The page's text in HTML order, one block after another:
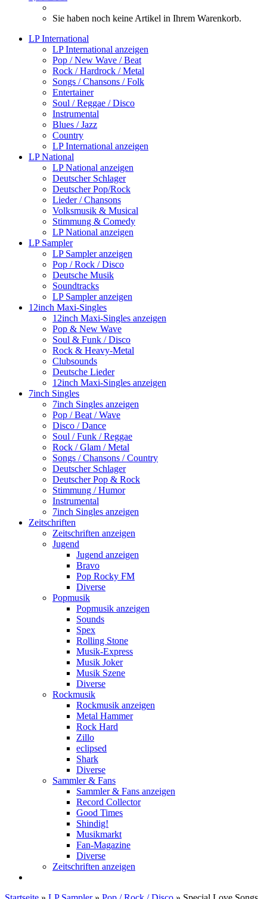
Sie haben noch keine Artikel in Ihrem Warenkorb.
LP International
LP International anzeigen
Pop / New Wave / Beat
Rock / Hardrock / Metal
Songs / Chansons / Folk
Entertainer
Soul / Reggae / Disco
Instrumental
Blues / Jazz
Country
LP International anzeigen
LP National
LP National anzeigen
Deutscher Schlager
Deutscher Pop/Rock
Lieder / Chansons
Volksmusik & Musical
Stimmung & Comedy
LP National anzeigen
LP Sampler
LP Sampler anzeigen
Pop / Rock / Disco
Deutsche Musik
Soundtracks
LP Sampler anzeigen
12inch Maxi-Singles
12inch Maxi-Singles anzeigen
Pop & New Wave
Soul & Funk / Disco
Rock & Heavy-Metal
Clubsounds
Deutsche Lieder
12inch Maxi-Singles anzeigen
7inch Singles
7inch Singles anzeigen
Pop / Beat / Wave
Disco / Dance
Soul / Funk / Reggae
Rock / Glam / Metal
Songs / Chansons / Country
Deutscher Schlager
Deutscher Pop & Rock
Stimmung / Humor
Instrumental
7inch Singles anzeigen
Zeitschriften
Zeitschriften anzeigen
Jugend
Jugend anzeigen
Bravo
Pop Rocky FM
Diverse
Popmusik
Popmusik anzeigen
Sounds
Spex
Rolling Stone
Musik-Express
Musik Joker
Musik Szene
Diverse
Rockmusik
Rockmusik anzeigen
Metal Hammer
Rock Hard
Zillo
eclipsed
Shark
Diverse
Sammler & Fans
Sammler & Fans anzeigen
Record Collector
Good Times
Shindig!
Musikmarkt
Fan-Magazine
Diverse
Zeitschriften anzeigen